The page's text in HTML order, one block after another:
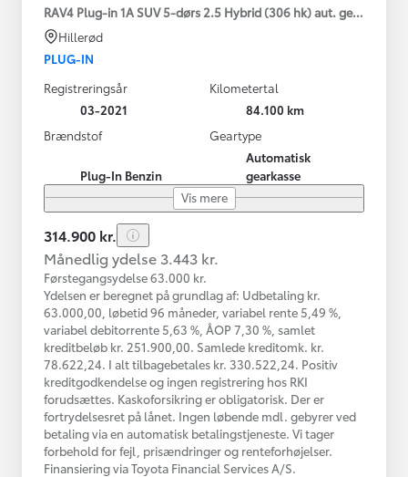
RAV4 Plug-in 1A SUV 5-dørs 2.5 Hybrid (306 hk) aut. gear
Hillerød
PLUG-IN
Registreringsår
03-2021
Kilometertal
84.100 km
Brændstof
Plug-In Benzin
Geartype
Automatisk
gearkasse
Vis mere
314.900 kr.
Månedlig ydelse 3.443 kr.
Førstegangsydelse 63.000 kr.
Ydelsen er beregnet på grundlag af: Udbetaling kr.
63.000,00, løbetid 96 måneder, variabel rente 5,49 %,
variabel debitorrente 5,63 %, ÅOP 7,30 %, samlet
kreditbeløb kr. 251.900,00. Samlede kreditomk. kr.
78.622,24. I alt tilbagebetales kr. 330.522,24. Positiv
kreditgodkendelse og ingen registrering hos RKI
forudsættes. Kaskoforsikring er obligatorisk. Der er
fortrydelsesret på lånet. Ingen løbende mdl. gebyrer ved
betaling via en automatisk betalingstjeneste. Vi tager
forbehold for fejl, prisændringer og renteforhøjelser.
Finansiering via Toyota Financial Services A/S.